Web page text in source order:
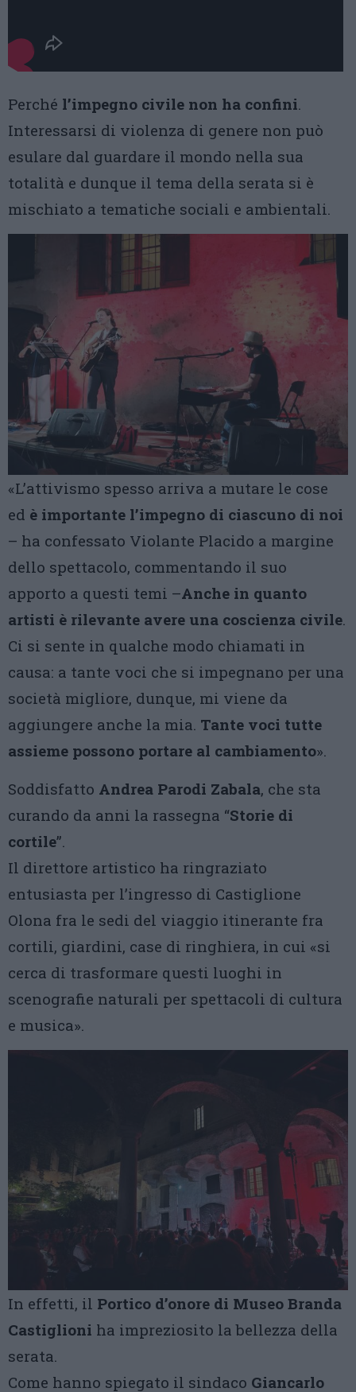
Perché l’impegno civile non ha confini.
Interessarsi di violenza di genere non può
esulare dal guardare il mondo nella sua
totalità e dunque il tema della serata si è
mischiato a tematiche sociali e ambientali.
«L’attivismo spesso arriva a mutare le cose
ed è importante l’impegno di ciascuno di noi
– ha confessato Violante Placido a margine
dello spettacolo, commentando il suo
apporto a questi temi –Anche in quanto
artisti è rilevante avere una coscienza civile.
Ci si sente in qualche modo chiamati in
causa: a tante voci che si impegnano per una
società migliore, dunque, mi viene da
aggiungere anche la mia. Tante voci tutte
assieme possono portare al cambiamento».
Soddisfatto Andrea Parodi Zabala, che sta
curando da anni la rassegna “Storie di
cortile”.
Il direttore artistico ha ringraziato
entusiasta per l’ingresso di Castiglione
Olona fra le sedi del viaggio itinerante fra
cortili, giardini, case di ringhiera, in cui «si
cerca di trasformare questi luoghi in
scenografie naturali per spettacoli di cultura
e musica».
In effetti, il Portico d’onore di Museo Branda
Castiglioni ha impreziosito la bellezza della
serata.
Come hanno spiegato il sindaco Giancarlo